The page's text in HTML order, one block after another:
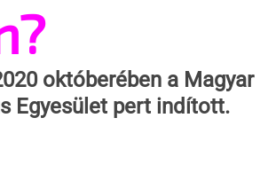
októberében a Magyar
Egyesület pert indított.